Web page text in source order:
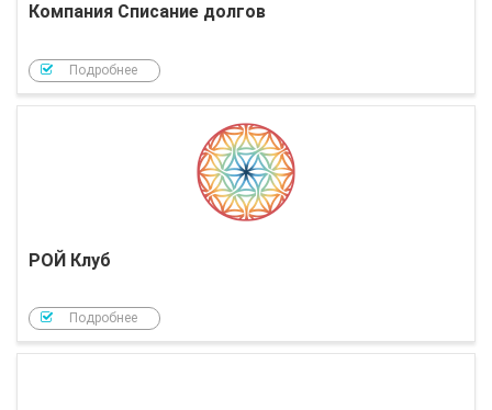
Компания Списание долгов
Подробнее
РОЙ Клуб
Подробнее